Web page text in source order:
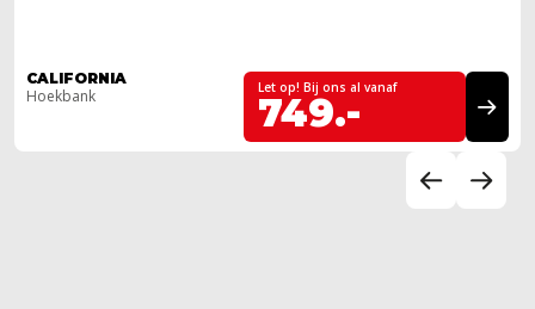
CALIFORNIA
Hoekbank Let op! Bij ons al vanaf
749.-